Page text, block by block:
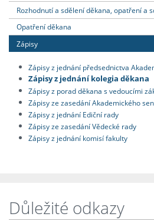
Rozhodnutí a sdělení děkana, opatření a
Opatření děkana
Zápisy
Zápisy z jednání předsednictva
Zápisy z jednání kolegia děkana
Zápisy z porad děkana s vedoucími
Zápisy ze zasedání Akademického
Zápisy z jednání Ediční rady
Zápisy ze zasedání Vědecké rady
Zápisy z jednání komisí fakulty
Důležité odkazy